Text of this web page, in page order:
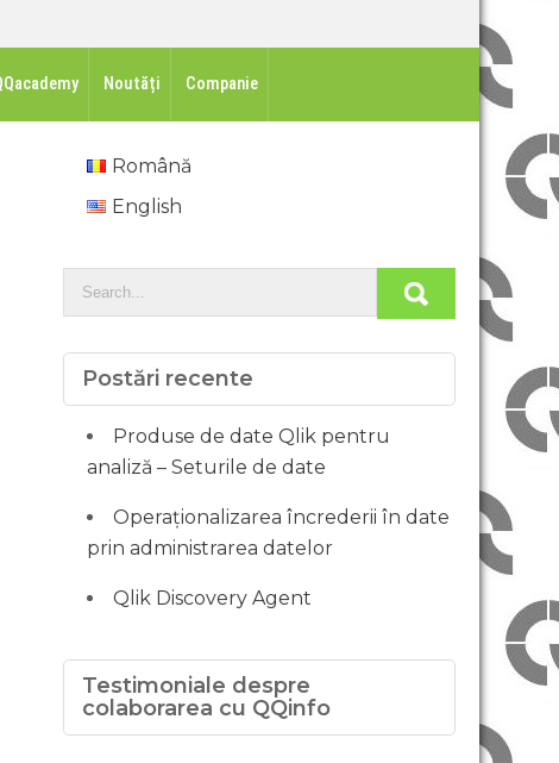
Noutăți Companie
Română
English
Postări recente
Produse de date Qlik pentru
analiză – Seturile de date
Operaționalizarea încrederii în date
prin administrarea datelor
Qlik Discovery Agent
Testimoniale despre
colaborarea cu QQinfo